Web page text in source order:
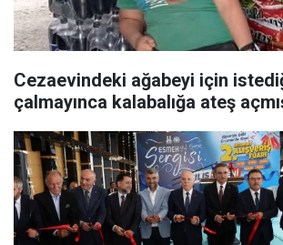
Cezaevindeki ağabeyi için
çalmayınca kalabalığa ateş